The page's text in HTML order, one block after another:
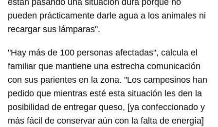
están pasando una situación dura porque no
pueden prácticamente darle agua a los animales ni
recargar sus lámparas".
"Hay más de 100 personas afectadas", calcula el
familiar que mantiene una estrecha comunicación
con sus parientes en la zona. "Los campesinos han
pedido que mientras esté esta situación les den la
posibilidad de entregar queso, [ya confeccionado y
más fácil de conservar aún con la falta de energía]